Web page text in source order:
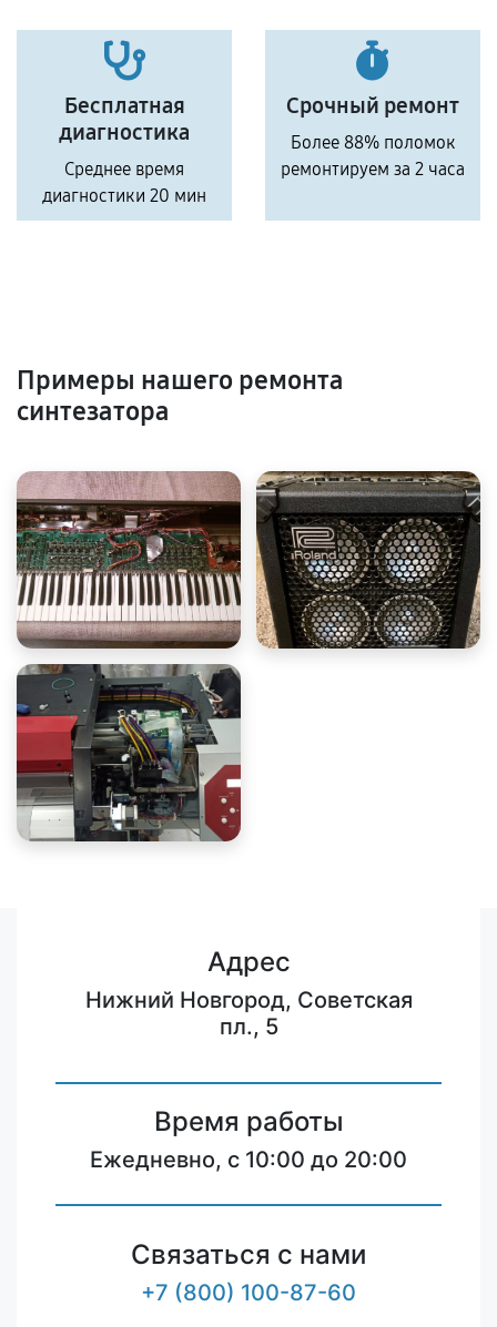
Бесплатная
диагностика
Среднее время
диагностики 20 мин
Срочный ремонт
Более 88% поломок
ремонтируем за 2 часа
Примеры нашего ремонта
синтезатора
Адрес
Нижний Новгород, Советская
пл., 5
Время работы
Ежедневно, с 10:00 до 20:00
Связаться с нами
+7 (800) 100-87-60